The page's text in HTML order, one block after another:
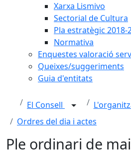
Xarxa Lismivo
Sectorial de Cultura
Pla estratègic 2018-
Normativa
Enquestes valoració
Queixes/suggeriments
Guia d'entitats
El Consell
Ordres del dia i actes
Ple ordinari de